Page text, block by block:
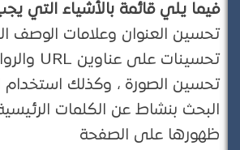
فيما يلي قائمة بالأشياء التي يجب
تحسين العنوان وعلامات الوصف
تحسينات على عناوين URL والروابط الثابتة
تحسين الصورة ، وكذلك استخدام
البحث بنشاط عن الكلمات
ظهورها على الصفحة